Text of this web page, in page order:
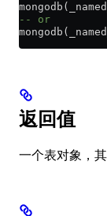
-- or
返回值
一个表对象，